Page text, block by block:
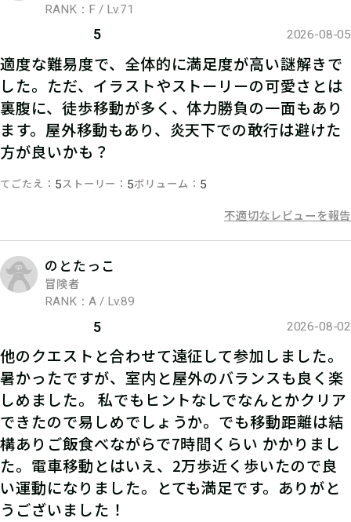
RANK：F / Lv.71
5 2026-08-05
適度な難易度で、全体的に満足度が高い謎解きで
した。ただ、イラストやストーリーの可愛さとは
裏腹に、徒歩移動が多く、体力勝負の一面もあり
ます。屋外移動もあり、炎天下での敢行は避けた
方が良いかも？
てごたえ 5ストーリー 5ボリューム 5
不適切なレビューを報告
のとたっこ
冒険者
RANK：A / Lv.89
5 2026-08-02
他のクエストと合わせて遠征して参加しました。
暑かったですが、室内と屋外のバランスも良く楽
しめました。 私でもヒントなしでなんとかクリア
できたので易しめでしょうか。でも移動距離は結
構ありご飯食べながらで7時間くらい かかりまし
た。電車移動とはいえ、2万歩近く歩いたので良
い運動になりました。とても満足です。ありがと
うございました！